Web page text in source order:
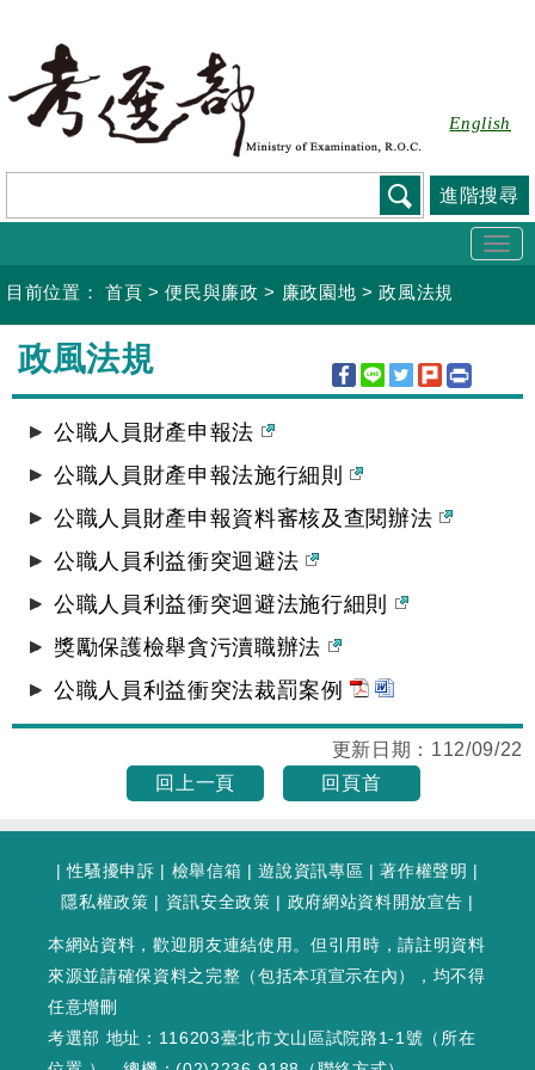
要
容
English
進階搜尋
目前位置： 首頁 >便民與廉政 > 廉政園地 >政風法規
:::
政風法規
公職人員財產申報法
公職人員財產申報法施行細則
公職人員財產申報資料審核及查閱辦法
公職人員利益衝突迴避法
公職人員利益衝突迴避法施行細則
獎勵保護檢舉貪污瀆職辦法
公職人員利益衝突法裁罰案例
更新日期： 112/09/22
回上一頁
回頁首
|性騷擾申訴 | 檢舉信箱 |遊說資訊專區 |著作權聲明 |
隱私權政策 | 資訊安全政策 | 政府網站資料開放宣告 |
本網站資料，歡迎朋友連結使用。但引用時，請註明資料
來源並請確保資料之完整（包括本項宣示在內），均不得
任意增刪
考選部 地址：116203臺北市文山區試院路1-1號（ 所在